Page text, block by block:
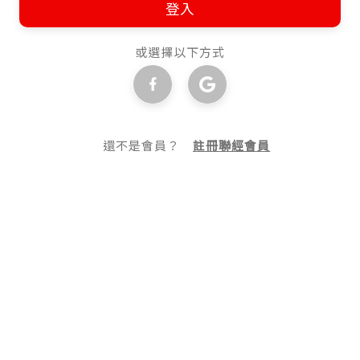
登入
或選擇以下方式
還不是會員？註冊聯經會員